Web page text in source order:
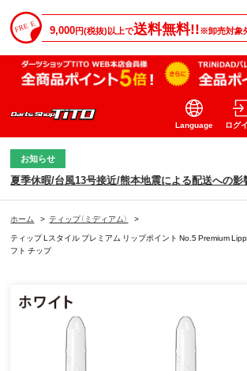
9,000円(税抜)以上で送料無料!!※卸売対象
Language ログ
お知らせ
夏季休暇/台風13号接近/熊本地震による配送への影
ホーム > ティップ（ミディアム）
>
ティップ Lスタイル プレミアム リップポイント No.5 Premium
フト チップ